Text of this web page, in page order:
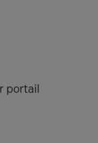
portail